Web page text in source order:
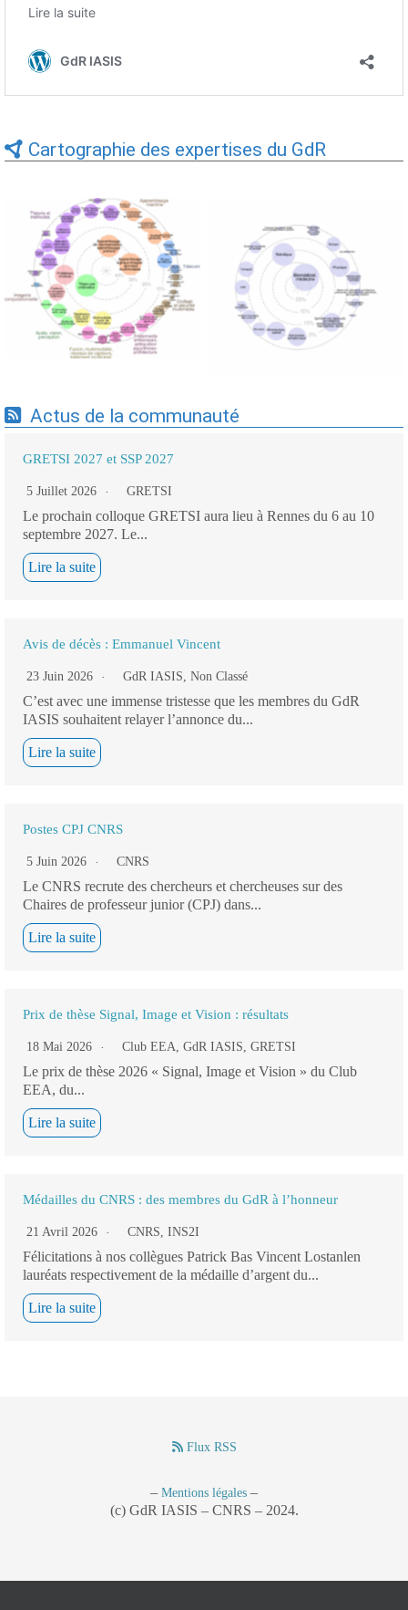
Cartographie des expertises du GdR
Expertises du GdR -
cartographie par Axes -
19/09/2025
Expertises du GdR -
cartographie par mots-clés
applicatifs - 19/09/2025
Actus de la communauté
GRETSI 2027 et SSP 2027
5 Juillet 2026 GRETSI
Le prochain colloque GRETSI aura lieu à Rennes du 6 au 10
septembre 2027. Le...
Lire la suite
Avis de décès : Emmanuel Vincent
23 Juin 2026 GdR IASIS, Non Classé
C’est avec une immense tristesse que les membres du GdR
IASIS souhaitent relayer l’annonce du...
Lire la suite
Postes CPJ CNRS
5 Juin 2026 CNRS
Le CNRS recrute des chercheurs et chercheuses sur des
Chaires de professeur junior (CPJ) dans...
Lire la suite
Prix de thèse Signal, Image et Vision : résultats
18 Mai 2026 Club EEA, GdR IASIS, GRETSI
Le prix de thèse 2026 « Signal, Image et Vision » du Club
EEA, du...
Lire la suite
Médailles du CNRS : des membres du GdR à l’honneur
21 Avril 2026 CNRS, INS2I
Félicitations à nos collègues Patrick Bas Vincent Lostanlen
lauréats respectivement de la médaille d’argent du...
Lire la suite
Flux RSS
– Mentions légales –
(c) GdR IASIS – CNRS – 2024.